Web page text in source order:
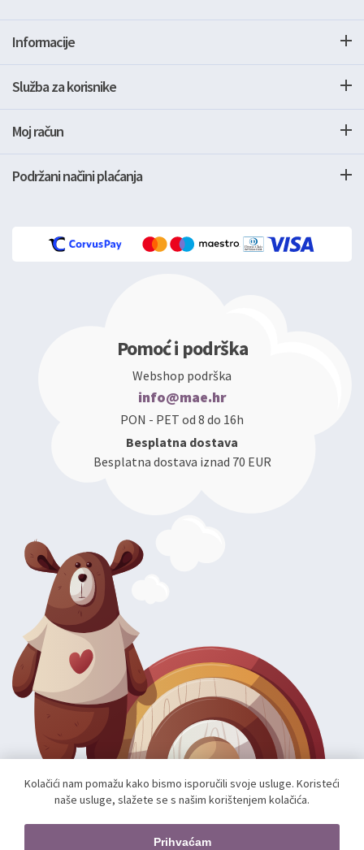
Informacije
Služba za korisnike
Moj račun
Podržani načini plaćanja
Pomoć i podrška
Webshop podrška
info@mae.hr
PON - PET od 8 do 16h
Besplatna dostava
Besplatna dostava iznad 70 EUR
Kolačići nam pomažu kako bismo isporučili svoje usluge. Koristeći
naše usluge, slažete se s našim korištenjem kolačića.
Prihvaćam